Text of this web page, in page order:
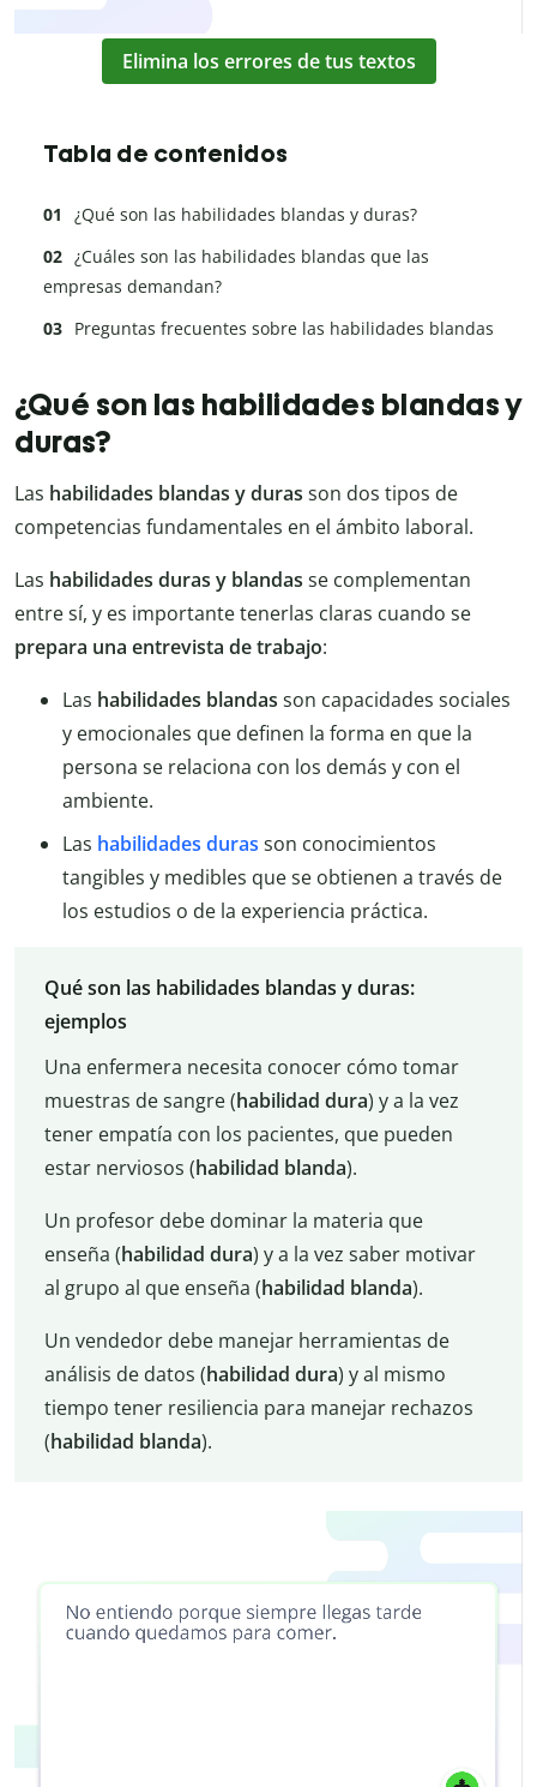
Elimina los errores de tus textos
Tabla de contenidos
¿Qué son las habilidades blandas y duras?
¿Cuáles son las habilidades blandas que las
empresas demandan?
Preguntas frecuentes sobre las habilidades blandas
¿Qué son las habilidades blandas y
duras?
Las habilidades blandas y duras son dos tipos de
competencias fundamentales en el ámbito laboral.
Las habilidades duras y blandas se complementan
entre sí, y es importante tenerlas claras cuando se
prepara una entrevista de trabajo:
Las habilidades blandas son capacidades sociales
y emocionales que definen la forma en que la
persona se relaciona con los demás y con el
ambiente.
Las habilidades duras son conocimientos
tangibles y medibles que se obtienen a través de
los estudios o de la experiencia práctica.
Qué son las habilidades blandas y duras:
ejemplos
Una enfermera necesita conocer cómo tomar
muestras de sangre (habilidad dura) y a la vez
tener empatía con los pacientes, que pueden
estar nerviosos (habilidad blanda).
Un profesor debe dominar la materia que
enseña (habilidad dura) y a la vez saber motivar
al grupo al que enseña (habilidad blanda).
Un vendedor debe manejar herramientas de
análisis de datos (habilidad dura) y al mismo
tiempo tener resiliencia para manejar rechazos
(habilidad blanda).